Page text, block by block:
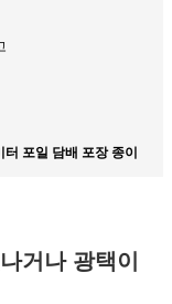
터 포일 담배 포장 종이
거나 광택이